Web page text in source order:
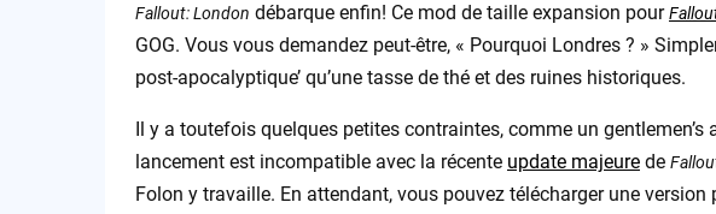
Fallout: London débarque enfin! Ce mod de taille expansion pour
GOG. Vous vous demandez peut-être, « Pourquoi Londres ? »
post-apocalyptique’ qu’une tasse de thé et des ruines historiques.
Il y a toutefois quelques petites contraintes, comme un
lancement est incompatible avec la récente update majeurede
Folon y travaille. En attendant, vous pouvez télécharger une version